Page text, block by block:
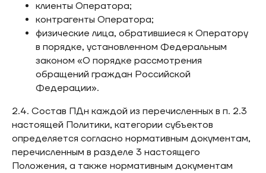
клиенты Оператора;
контрагенты Оператора;
физические лица, обратившиеся к Оператору
в порядке, установленном Федеральным
законом «О порядке рассмотрения
обращений граждан Российской
Федерации».
2.4. Состав ПДн каждой из перечисленных в п. 2.3
настоящей Политики, категории субъектов
определяется согласно нормативным документам,
перечисленным в разделе 3 настоящего
Положения, а также нормативным документам